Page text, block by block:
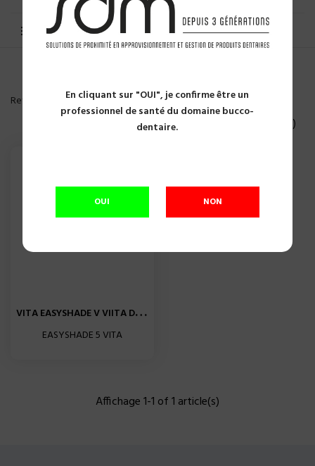
En cliquant sur "OUI", je confirme être un
professionnel de santé du domaine bucco-
dentaire.
OUI NON
MENU
Reference, A to Z PLUS DE FILTRE
Affichage 1-1 of 1 article(s)
V
ITA EASYSHADE V VIITA DEASY5
EASYSHADE 5 VITA
Affichage 1-1 of 1 article(s)